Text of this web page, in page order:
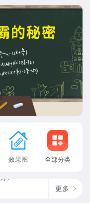
效果图 全部分类
更多